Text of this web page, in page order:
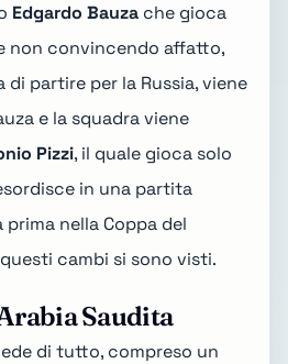
Edgardo Bauza che gioca
non convincendo affatto,
di partire per la Russia, viene
e la squadra viene
Pizzi, il quale gioca solo
in una partita
nella Coppa del
cambi si sono visti.
Saudita
di tutto, compreso un